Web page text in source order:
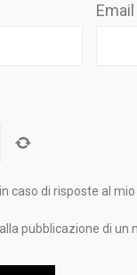
Email
caso di risposte al
pubblicazione di un